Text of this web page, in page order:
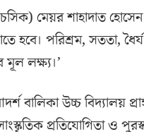
মেয়র শাহাদাত
হবে। পরিশ্রম, সততা,
মূল লক্ষ্য।’
বালিকা উচ্চ বিদ্যালয়
প্রতিযোগিতা ও